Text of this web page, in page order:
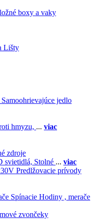
boxy a vaky
Lišty
Samoohrievajúce jedlo
hmyzu, ... viac
zdroje
svietidlá, Stolné ... viac
Predlžovacie prívody
Spínacie Hodiny , merače
zvončeky